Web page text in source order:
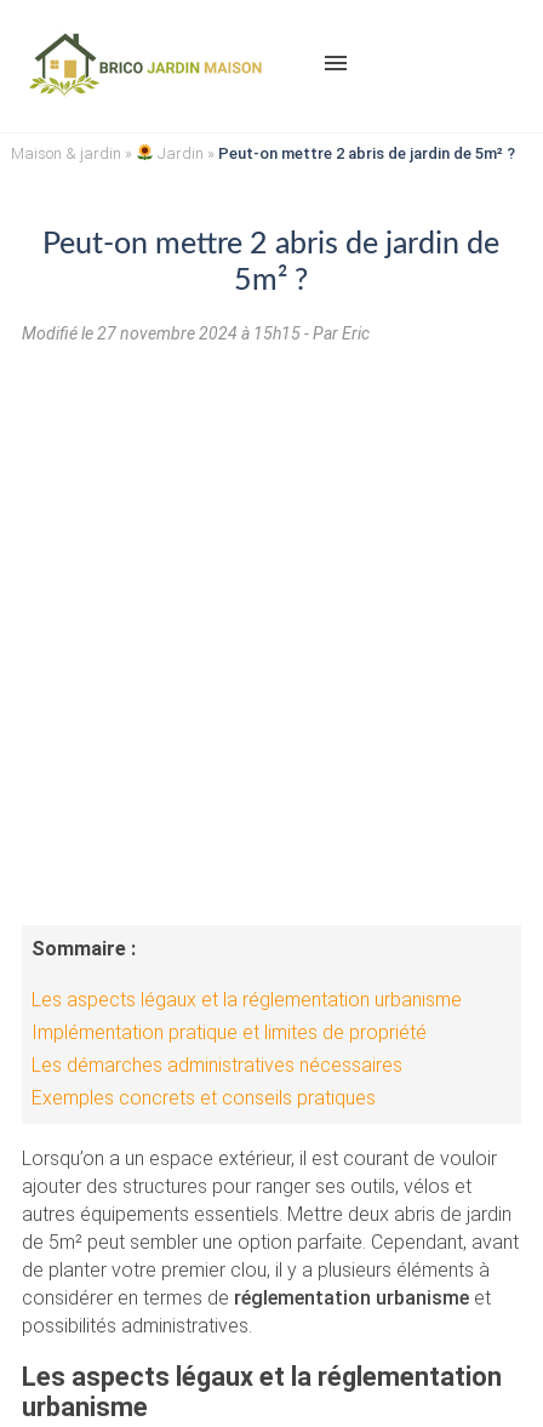
menu
Maison & jardin » Jardin » Peut-on mettre 2 abris de jardin de 5m² ?
Peut-on mettre 2 abris de jardin de
5m² ?
Modifié le27 novembre 2024 à 15h15- Par Eric
Sommaire :
Les aspects légaux et la réglementation urbanisme
Implémentation pratique et limites de propriété
Les démarches administratives nécessaires
Exemples concrets et conseils pratiques
Lorsqu’on a un espace extérieur, il est courant de vouloir
ajouter des structures pour ranger ses outils, vélos et
autres équipements essentiels. Mettre deux abris de jardin
de 5m² peut sembler une option parfaite. Cependant, avant
de planter votre premier clou, il y a plusieurs éléments à
considérer en termes de réglementation urbanismeet
possibilités administratives.
Les aspects légaux et la réglementation
urbanisme